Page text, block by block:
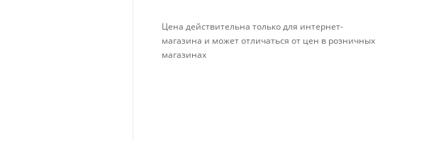
Цена действительна только для интернет-
магазина и может отличаться от цен в розничных
магазинах